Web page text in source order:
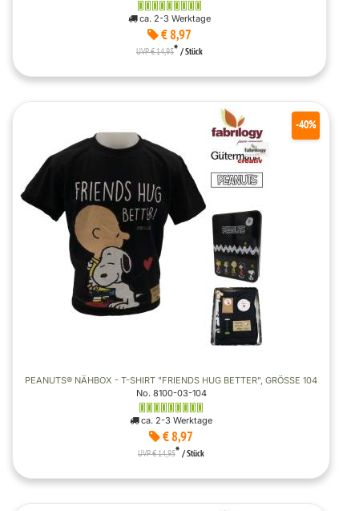
ca. 2-3 Werktage
€ 8,97
UVP € 14,95* / Stück
PEANUTS® NÄHBOX - T-SHIRT "FRIENDS HUG BETTER", GRÖSSE 104
No. 8100-03-104
ca. 2-3 Werktage
€ 8,97
-40%
UVP € 14,95* / Stück